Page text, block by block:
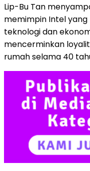
Lip-Bu Tan
memimpin Intel
teknologi dan
mencerminkan
rumah selama 40